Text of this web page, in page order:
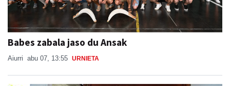
Babes zabala jaso du Ansak
Aiurri abu 07, 13:55 URNIETA